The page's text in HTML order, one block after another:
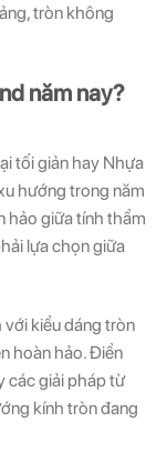
tròn không
năm nay?
tối giản hay Nhựa
hướng trong năm
hảo giữa tính thẩm
lựa chọn giữa
kiểu dáng tròn
hoàn hảo. Điển
các giải pháp từ
kính tròn đang